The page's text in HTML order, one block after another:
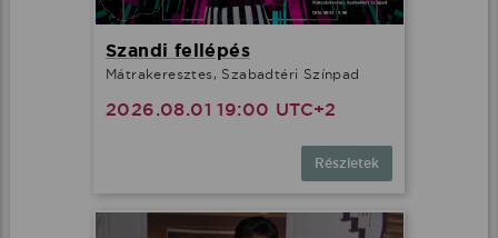
Szandi fellépés
Mátrakeresztes, Szabadtéri Színpad
2026.08.01 19:00 UTC+2
Részletek